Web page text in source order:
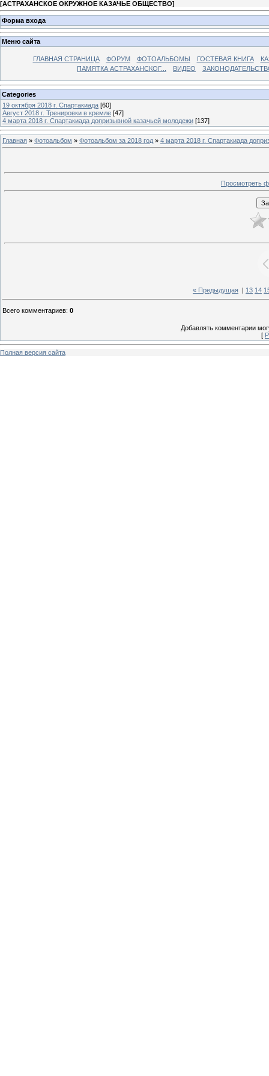
[АСТРАХАНСКОЕ ОКРУЖНОЕ КАЗАЧЬЕ ОБЩЕСТВО]
Форма входа
Меню сайта
ГЛАВНАЯ СТРАНИЦА ФОРУМ ФОТОАЛЬБОМЫ ГОСТЕВАЯ КНИГА
ПАМЯТКА АСТРАХАНСКОГ...
ВИДЕО
Categories
19 октября 2018 г. Спартакиада [60]
Август 2018 г. Тренировки в кремле [47]
4 марта 2018 г. Спартакиада допризывной казачьей молодежи [137]
Главная » Фотоальбом » Фотоальбом за 2018 год » 4 марта 2018 г. Спартакиада
Просмотреть
« Предыдущая 13 14
Всего комментариев: 0
Добавлять комментарии
[
Полная версия сайта